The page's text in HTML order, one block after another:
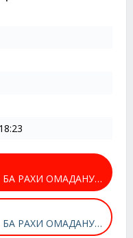
ДИЛНОЗА САМИРОВА - БА РАХИ ОМАДАНУТ КУЧАРА ГУЛ КОРИ КУНАМ
ДИЛНОЗА САМИРОВА - БА РАХИ ОМАДАНУТ КУЧАРА ГУЛ КОРИ КУНАМ